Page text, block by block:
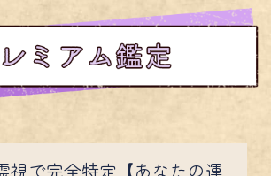
視で完全特定【あなたの運